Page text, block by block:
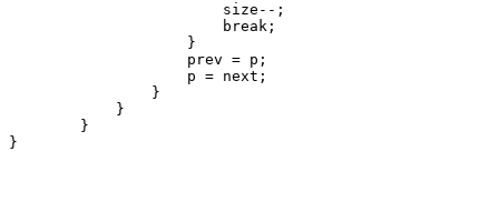
                        size--;
                        break;
                    }
                    prev = p;
                    p = next;
                }
            }
        }
}